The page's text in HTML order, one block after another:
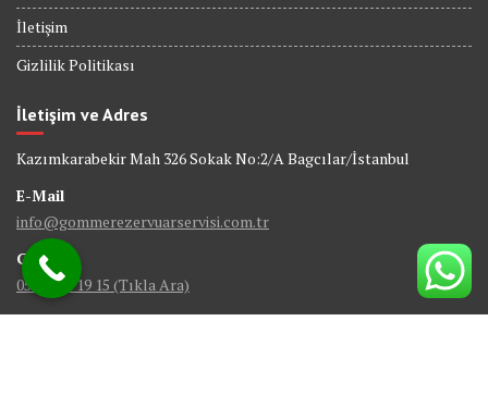
İletişim
Gizlilik Politikası
İletişim ve Adres
Kazımkarabekir Mah 326 Sokak No:2/A Bagcılar/İstanbul
E-Mail
info@gommerezervuarservisi.com.tr
GSM
0538 402 19 15 (Tıkla Ara)